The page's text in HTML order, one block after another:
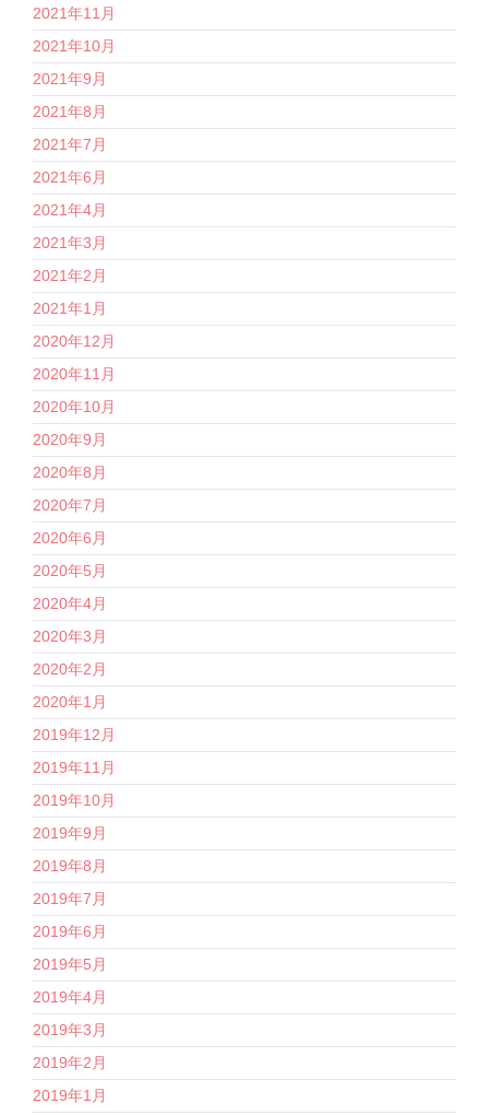
2021年11月
2021年10月
2021年9月
2021年8月
2021年7月
2021年6月
2021年4月
2021年3月
2021年2月
2021年1月
2020年12月
2020年11月
2020年10月
2020年9月
2020年8月
2020年7月
2020年6月
2020年5月
2020年4月
2020年3月
2020年2月
2020年1月
2019年12月
2019年11月
2019年10月
2019年9月
2019年8月
2019年7月
2019年6月
2019年5月
2019年4月
2019年3月
2019年2月
2019年1月